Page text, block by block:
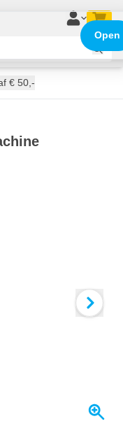
bezorgd
€ 50,-
Open